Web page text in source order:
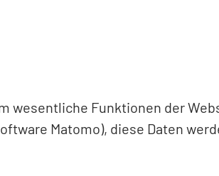
wesentliche Funktionen der
Matomo), diese Daten